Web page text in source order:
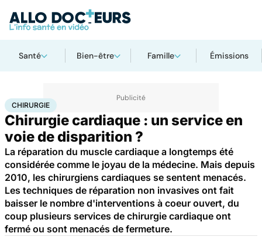
Santé Bien-être Famille Émissions
AccueilSanté Maladies
CHIRURGIE
Chirurgie cardiaque : un service en
voie de disparition ?
La réparation du muscle cardiaque a longtemps été
considérée comme le joyau de la médecine. Mais depuis
2010, les chirurgiens cardiaques se sentent menacés.
Les techniques de réparation non invasives ont fait
baisser le nombre d'interventions à coeur ouvert, du
coup plusieurs services de chirurgie cardiaque ont
fermé ou sont menacés de fermeture.